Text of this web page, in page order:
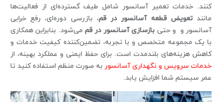
کنند. خدمات تعمیر آسانسور شامل طیف گسترده‌ای از فعالیت‌ها
مانندتعویض قطعه آسانسور در قم، بازرسی دوره‌ای، رفع خرابی
آسانسور و و حتی بازسازی آسانسور در قممی‌شود. بنابراین همکاری
با یک مجموعه متخصص و با تجربه، تضمین‌کننده کیفیت خدمات و
کاهش هزینه‌های بلندمدت است. برای حفظ ایمنی و عملکرد بهینه، از
خدمات سرویس و نگهداری آسانسور به ‌صورت منظم استفاده کنید تا
عمر سیستم شما افزایش یابد.